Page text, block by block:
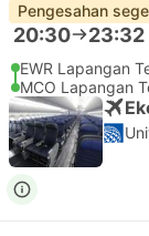
Pengesahan
20:30 23:32
EWR Lapangan
MCO Lapangan